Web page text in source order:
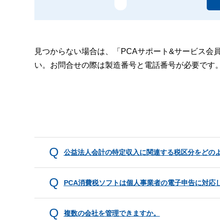
見つからない場合は、「PCAサポート&サービス会
い。お問合せの際は製造番号と電話番号が必要です
公益法人会計の特定収入に関連する税区分をどの
PCA消費税ソフトは個人事業者の電子申告に対
複数の会社を管理できますか。